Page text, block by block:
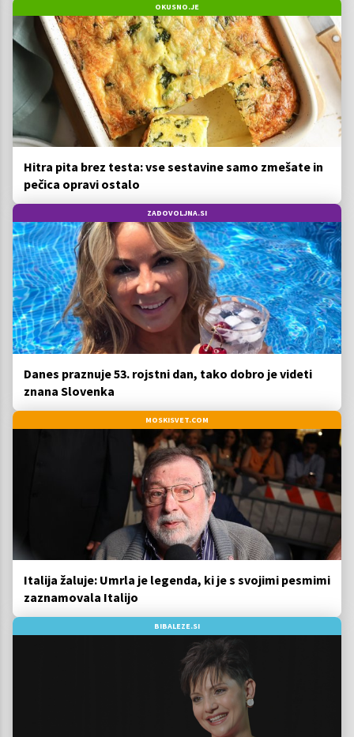
OKUSNO.JE
Hitra pita brez testa: vse sestavine samo zmešate in
pečica opravi ostalo
ZADOVOLJNA.SI
Danes praznuje 53. rojstni dan, tako dobro je videti
znana Slovenka
MOSKISVET.COM
Italija žaluje: Umrla je legenda, ki je s svojimi pesmimi
zaznamovala Italijo
BIBALEZE.SI